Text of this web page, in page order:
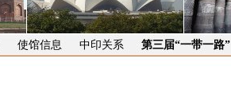
使馆信息 中印关系 第三届“一带一路